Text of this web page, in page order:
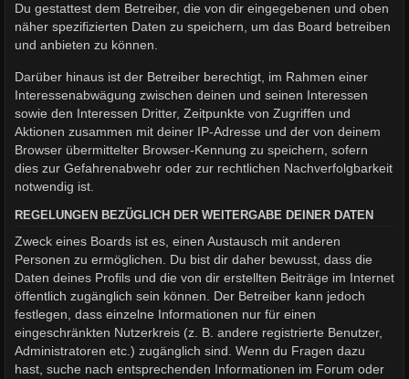
Du gestattest dem Betreiber, die von dir eingegebenen und oben
näher spezifizierten Daten zu speichern, um das Board betreiben
und anbieten zu können.
Darüber hinaus ist der Betreiber berechtigt, im Rahmen einer
Interessenabwägung zwischen deinen und seinen Interessen
sowie den Interessen Dritter, Zeitpunkte von Zugriffen und
Aktionen zusammen mit deiner IP-Adresse und der von deinem
Browser übermittelter Browser-Kennung zu speichern, sofern
dies zur Gefahrenabwehr oder zur rechtlichen Nachverfolgbarkeit
notwendig ist.
REGELUNGEN BEZÜGLICH DER WEITERGABE DEINER DATEN
Zweck eines Boards ist es, einen Austausch mit anderen
Personen zu ermöglichen. Du bist dir daher bewusst, dass die
Daten deines Profils und die von dir erstellten Beiträge im Internet
öffentlich zugänglich sein können. Der Betreiber kann jedoch
festlegen, dass einzelne Informationen nur für einen
eingeschränkten Nutzerkreis (z. B. andere registrierte Benutzer,
Administratoren etc.) zugänglich sind. Wenn du Fragen dazu
hast, suche nach entsprechenden Informationen im Forum oder